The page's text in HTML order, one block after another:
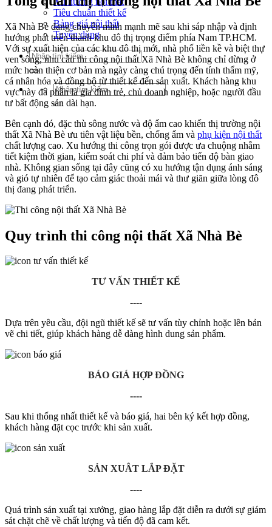
Tiêu chuẩn thiết kế
Bảng giá nội thất
Tuyển dụng
Tìm
kiếm:
Tìm
kiếm:
Xã Nhà Bè đang chuyển mình mạnh mẽ sau khi sáp nhập và định
hướng phát triển thành khu đô thị trọng điểm phía Nam TP.HCM.
Với sự xuất hiện của các khu đô thị mới, nhà phố liền kề và biệt thự
ven sông, nhu cầu thi công nội thất Xã Nhà Bè không chỉ dừng ở
mức hoàn thiện cơ bản mà ngày càng chú trọng đến tính thẩm mỹ,
cá nhân hóa và đồng bộ từ thiết kế đến sản xuất. Khách hàng khu
vực này đa phần là gia đình trẻ, chủ doanh nghiệp, hoặc người đầu
tư bất động sản dài hạn.
Bên cạnh đó, đặc thù sông nước và độ ẩm cao khiến thị trường nội
thất Xã Nhà Bè ưu tiên vật liệu bền, chống ẩm và phụ kiện nội thất
chất lượng cao. Xu hướng thi công trọn gói được ưa chuộng nhằm
tiết kiệm thời gian, kiểm soát chi phí và đảm bảo tiến độ bàn giao
nhà. Không gian sống tại đây cũng có xu hướng tận dụng ánh sáng
và gió tự nhiên để tạo cảm giác thoải mái và thư giãn giữa lòng đô
thị đang phát triển.
Quy trình thi công nội thất Xã Nhà Bè
TƯ VẤN THIẾT KẾ
----
Dựa trên yêu cầu, đội ngũ thiết kế sẽ tư vấn tùy chỉnh hoặc lên bản
vẽ chi tiết, giúp khách hàng dễ dàng hình dung sản phẩm.
BÁO GIÁ HỢP ĐỒNG
----
Sau khi thống nhất thiết kế và báo giá, hai bên ký kết hợp đồng,
khách hàng đặt cọc trước khi sản xuất.
SẢN XUÂT LẮP ĐẶT
----
Quá trình sản xuất tại xưởng, giao hàng lắp đặtdiễn ra dưới sự giám
sát chặt chẽ về chất lượng và tiến độ đã cam kết.